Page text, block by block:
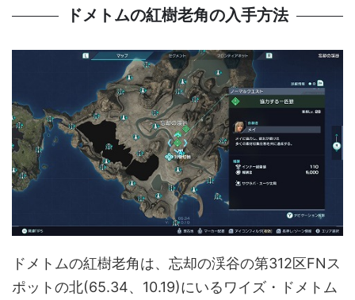
ドメトムの紅樹老角の入手方法
ドメトムの紅樹老角は、忘却の渓谷の第312区FNス
ポットの北(65.34、10.19)にいるワイズ・ドメトム